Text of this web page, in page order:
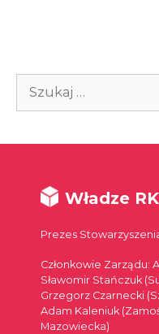
Szukaj:
Władze
Prezes
Członkowie Zarządu:
Sławomir Stańczuk
Grzegorz Czarnecki
Adam Kaleniuk
Mazowiecka)